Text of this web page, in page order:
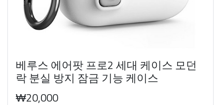
베루스 에어팟 프로2 세대 케이스 모던
락 분실 방지 잠금 기능 케이스
₩20,000